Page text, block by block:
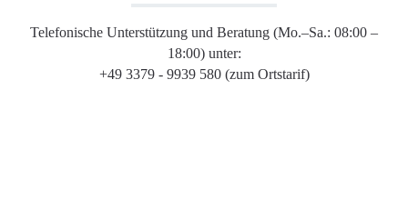
Telefonische Unterstützung und Beratung (Mo.–Sa.: 08:00 –
18:00) unter:
+49 3379 - 9939 580 (zum Ortstarif)